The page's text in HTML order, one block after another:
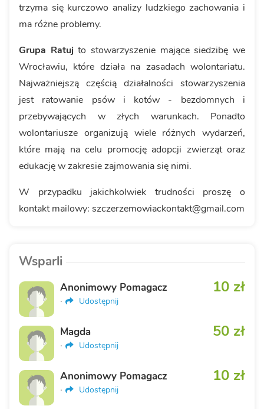
trzyma się kurczowo analizy ludzkiego zachowania i
ma różne problemy.
Grupa Ratuj to stowarzyszenie mające siedzibę we
Wrocławiu, które działa na zasadach wolontariatu.
Najważniejszą częścią działalności stowarzyszenia
jest ratowanie psów i kotów - bezdomnych i
przebywających w złych warunkach. Ponadto
wolontariusze organizują wiele różnych wydarzeń,
które mają na celu promocję adopcji zwierząt oraz
edukację w zakresie zajmowania się nimi.
W przypadku jakichkolwiek trudności proszę o
kontakt mailowy: szczerzemowiackontakt@gmail.com
Wsparli
10 zł
Anonimowy Pomagacz
· Udostępnij
50 zł
Magda
· Udostępnij
10 zł
Anonimowy Pomagacz
· Udostępnij